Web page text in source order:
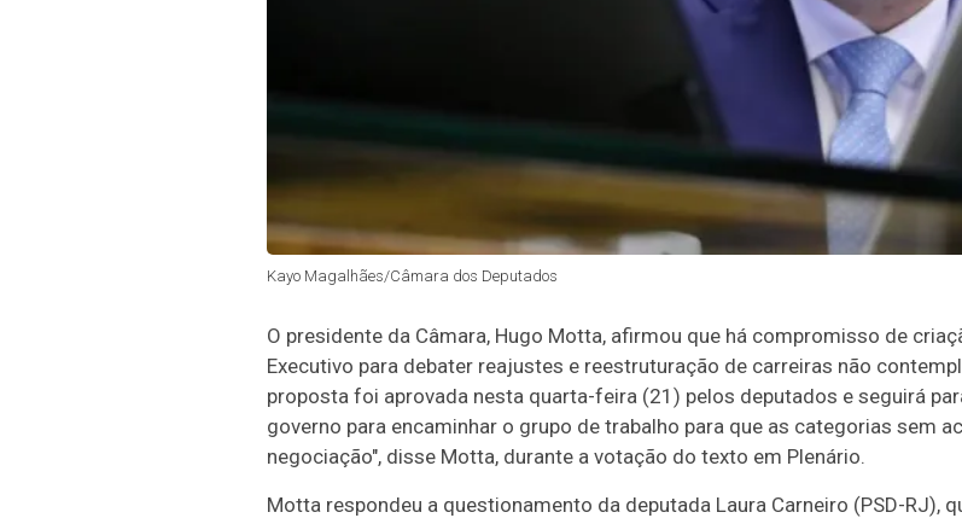
Kayo Magalhães/Câmara dos Deputados
O presidente da Câmara, Hugo Motta, afirmou que há compromisso de
Executivo para debater reajustes e reestruturação de carreiras não
proposta foi aprovada nesta quarta-feira (21) pelos deputados e seguirá
governo para encaminhar o grupo de trabalho para que as categorias sem
negociação", disse Motta, durante a votação do texto em Plenário.
Motta respondeu a questionamento da deputada Laura Carneiro (PSD-RJ),